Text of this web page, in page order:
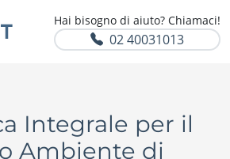
Hai bisogno di aiuto? Chiamaci!
02 40031013
Integrale per il
Ambiente di